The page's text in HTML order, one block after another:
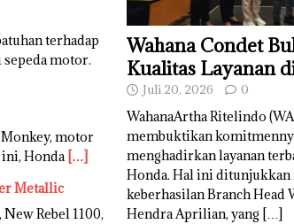
terhadap
motor.
motor
ini, Honda […]
Metallic
Rebel 1100,
Wahana Condet
Kualitas Layanan
Juli 20, 2026 0
WahanaArtha Ritelindo
membuktikan
menghadirkan layanan
Honda. Hal ini
keberhasilan Branch Head
Hendra Aprilian, yang […]